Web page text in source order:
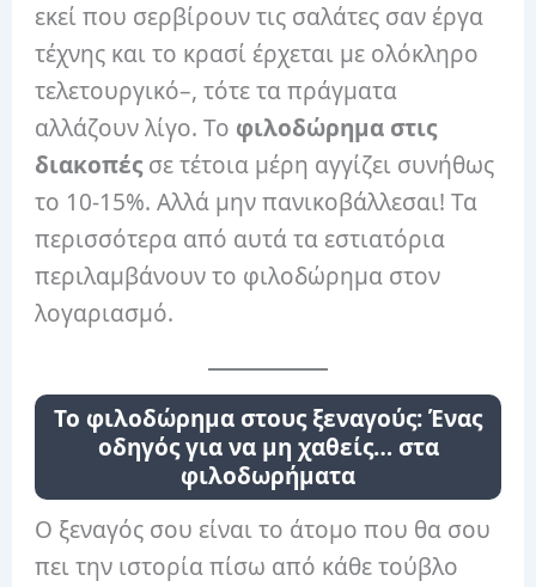
εκεί που σερβίρουν τις σαλάτες σαν έργα
τέχνης και το κρασί έρχεται με ολόκληρο
τελετουργικό–, τότε τα πράγματα
αλλάζουν λίγο. Το φιλοδώρημα στις
διακοπέςσε τέτοια μέρη αγγίζει συνήθως
το 10-15%. Αλλά μην πανικοβάλλεσαι! Τα
περισσότερα από αυτά τα εστιατόρια
περιλαμβάνουν το φιλοδώρημα στον
λογαριασμό.
Το φιλοδώρημα στους ξεναγούς: Ένας
οδηγός για να μη χαθείς… στα
φιλοδωρήματα
Ο ξεναγός σου είναι το άτομο που θα σου
πει την ιστορία πίσω από κάθε τούβλο